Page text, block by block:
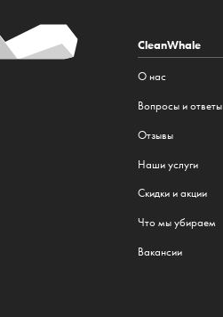
CleanWhale
О нас
Вопросы и ответы
Отзывы
Наши услуги
Cкидки и акции
Что мы убираем
Вакансии